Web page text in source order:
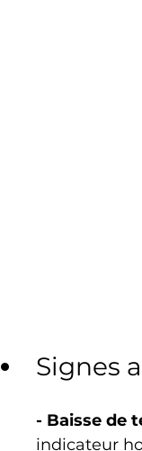
Signes
- Baisse de
indicateur